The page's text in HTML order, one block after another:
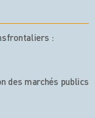
:
des marchés publics